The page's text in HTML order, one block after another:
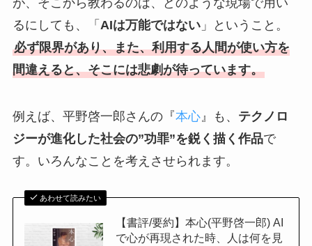
るにしても、「 AIは万能ではない」ということ。
必ず限界があり、また、利用する人間が使い方を
間違えると、そこには悲劇が待っています。
例えば、平野啓一郎さんの『本心』も、 テクノロ
ジーが進化した社会の”功罪”を鋭く描く作品で
す。いろんなことを考えさせられます。
あわせて読みたい
【書評/要約】本心(平野啓一郎) AI
で心が再現された時、人は何を見